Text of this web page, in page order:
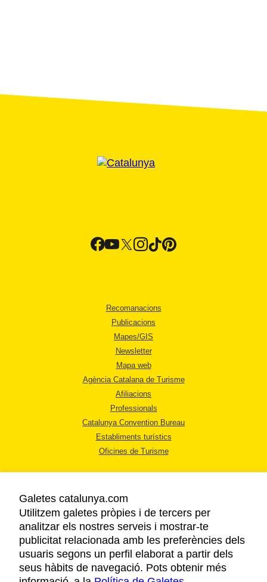
Recomanacions
Publicacions
Mapes/GIS
Newsletter
Mapa web
Agència Catalana de Turisme
Afiliacions
Professionals
Catalunya Convention Bureau
Establiments turístics
Oficines de Turisme
AVÍS LEGAL
POLÍTICA DE PRIVACITAT
COOKIES
ACCESSIBILITAT
Galetes catalunya.com
Utilitzem galetes pròpies i de tercers per
analitzar els nostres serveis i mostrar-te
publicitat relacionada amb les preferències dels
usuaris segons un perfil elaborat a partir dels
seus hàbits de navegació. Pots obtenir més